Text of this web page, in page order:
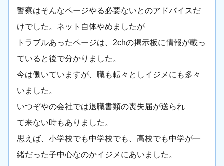
警察はそんなページやる必要ないとのアドバイスだ
けでした。ネット自体やめましたが
トラブルあったページは、2chの掲示板に情報が載っ
ていると後で分かりました。
今は働いていますが、職も転々としイジメにも多々
いました。
いつぞやの会社では退職書類の喪失届が送られ
て来ない時もありました。
思えば、小学校でも中学校でも、高校でも中学が一
緒だった子中心なのかイジメにあいました。